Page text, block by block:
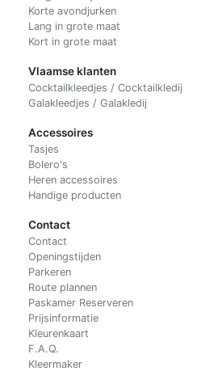
Korte avondjurken
Lang in grote maat
Kort in grote maat
Vlaamse klanten
Cocktailkleedjes / Cocktailkledij
Galakleedjes / Galakledij
Accessoires
Tasjes
Bolero's
Heren accessoires
Handige producten
Contact
Contact
Openingstijden
Parkeren
Route plannen
Paskamer Reserveren
Prijsinformatie
Kleurenkaart
F.A.Q.
Kleermaker